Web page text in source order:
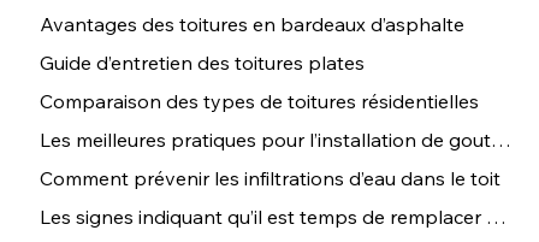
Avantages des toitures en bardeaux d’asphalte
Guide d’entretien des toitures plates
Comparaison des types de toitures résidentielles
Les meilleures pratiques pour l’installation de gouttières
Comment prévenir les infiltrations d’eau dans le toit
Les signes indiquant qu’il est temps de remplacer votre toiture